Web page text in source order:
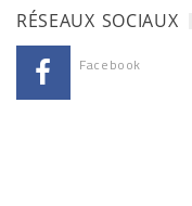
RÉSEAUX SOCIAUX
Facebook